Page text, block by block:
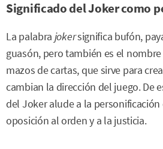
Significado del Joker como
La palabra jokersignifica bufón,
guasón, pero también es el
mazos de cartas, que sirve para
cambian la dirección del juego. De
del Joker alude a la
oposición al orden y a la justicia.